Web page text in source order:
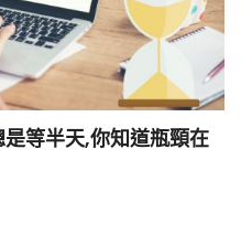
等半天,你知道瓶頸在